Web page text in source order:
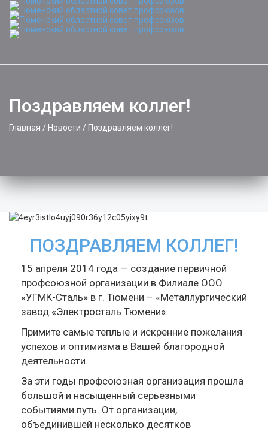
Поздравляем коллег!
Главная / Новости / Поздравляем коллег!
ПОЗДРАВЛЯЕМ КОЛЛЕГ!
15 апреля 2014 года — создание первичной
профсоюзной организации в Филиале ООО
«УГМК-Сталь» в г. Тюмени – «Металлургический
завод «Электросталь Тюмени».
Примите самые теплые и искренние пожелания
успехов и оптимизма в Вашей благородной
деятельности.
За эти годы профсоюзная организация прошла
большой и насыщенный серьезными
событиями путь. От организации,
объединившей несколько десятков